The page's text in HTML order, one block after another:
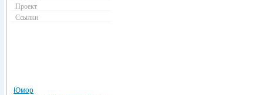
Проект
Ссылки
Юмор